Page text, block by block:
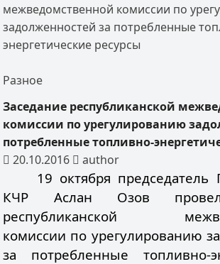
межведомственной комиссии по
задолженностей за потребленные
энергетические ресурсы
Разное
Заседание республиканской
комиссии по урегулированию
потребленные топливно-
20.10.2016
author
19 октября председатель
КЧР Аслан Озов провел
республиканской
комиссии по урегулированию
за потребленные топливно-